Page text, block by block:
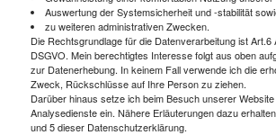
Auswertung der Systemsicherheit und -stabilität
zu weiteren administrativen Zwecken.
Die Rechtsgrundlage für die Datenverarbeitung ist Art.6
DSGVO. Mein berechtigtes Interesse folgt aus oben
zur Datenerhebung. In keinem Fall verwende ich die
Zweck, Rückschlüsse auf Ihre Person zu ziehen.
Darüber hinaus setze ich beim Besuch unserer
Analysedienste ein. Nähere Erläuterungen dazu
und 5 dieser Datenschutzerklärung.